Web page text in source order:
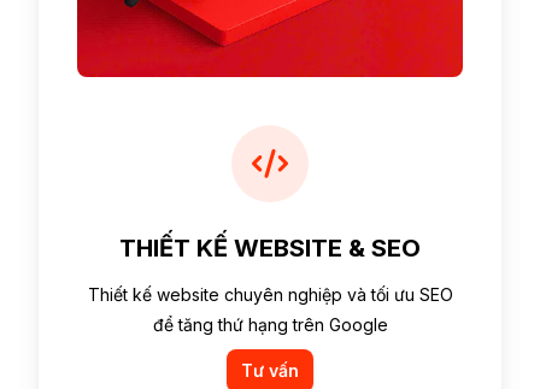
THIẾT KẾ WEBSITE & SEO
Thiết kế website chuyên nghiệp và tối ưu SEO
để tăng thứ hạng trên Google
Tư vấn